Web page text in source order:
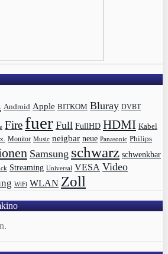
Android Apple BITKOM Bluray DVBT
Fire fuer Full FullHD HDMI Kabel
Monitor Music neigbar neue Panasonic Philips
Samsung schwarz schwenkbar
Streaming Universal VESA Video
WiFi WLAN Zoll